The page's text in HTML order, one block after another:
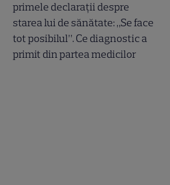
primele declarații despre
starea lui de sănătate: „Se face
tot posibilul”. Ce diagnostic a
primit din partea medicilor